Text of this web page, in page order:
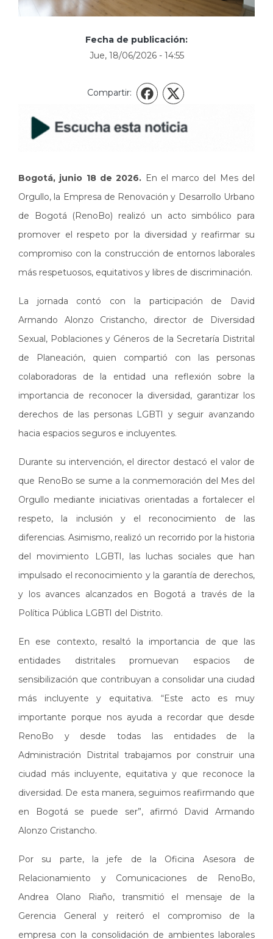
Fecha de publicación:
Jue, 18/06/2026 - 14:55
Compartir: Facebook
X
Bogotá, junio 18 de 2026. En el marco del Mes del
Orgullo, la Empresa de Renovación y Desarrollo Urbano
de Bogotá (RenoBo) realizó un acto simbólico para
promover el respeto por la diversidad y reafirmar su
compromiso con la construcción de entornos laborales
más respetuosos, equitativos y libres de discriminación.
La jornada contó con la participación de David
Armando Alonzo Cristancho, director de Diversidad
Sexual, Poblaciones y Géneros de la Secretaría Distrital
de Planeación, quien compartió con las personas
colaboradoras de la entidad una reflexión sobre la
importancia de reconocer la diversidad, garantizar los
derechos de las personas LGBTI y seguir avanzando
hacia espacios seguros e incluyentes.
Durante su intervención, el director destacó el valor de
que RenoBo se sume a la conmemoración del Mes del
Orgullo mediante iniciativas orientadas a fortalecer el
respeto, la inclusión y el reconocimiento de las
diferencias. Asimismo, realizó un recorrido por la historia
del movimiento LGBTI, las luchas sociales que han
impulsado el reconocimiento y la garantía de derechos,
y los avances alcanzados en Bogotá a través de la
Política Pública LGBTI del Distrito.
En ese contexto, resaltó la importancia de que las
entidades distritales promuevan espacios de
sensibilización que contribuyan a consolidar una ciudad
más incluyente y equitativa. “Este acto es muy
importante porque nos ayuda a recordar que desde
RenoBo y desde todas las entidades de la
Administración Distrital trabajamos por construir una
ciudad más incluyente, equitativa y que reconoce la
diversidad. De esta manera, seguimos reafirmando que
en Bogotá se puede ser”, afirmó David Armando
Alonzo Cristancho.
Por su parte, la jefe de la Oficina Asesora de
Relacionamiento y Comunicaciones de RenoBo,
Andrea Olano Riaño, transmitió el mensaje de la
Gerencia General y reiteró el compromiso de la
empresa con la consolidación de ambientes laborales